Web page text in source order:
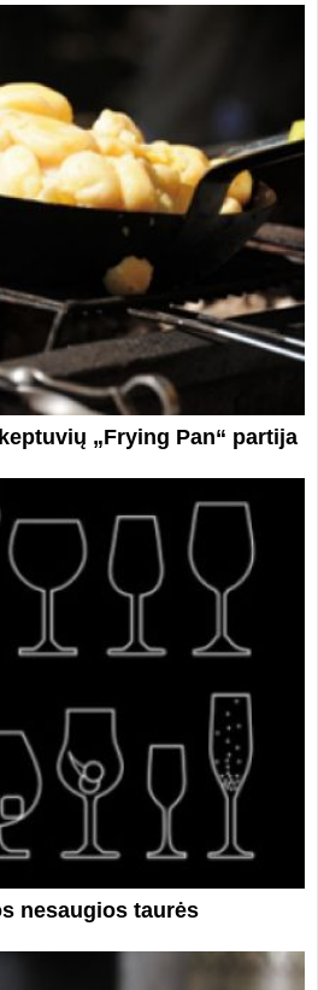
„Frying Pan“ partija
nesaugios taurės